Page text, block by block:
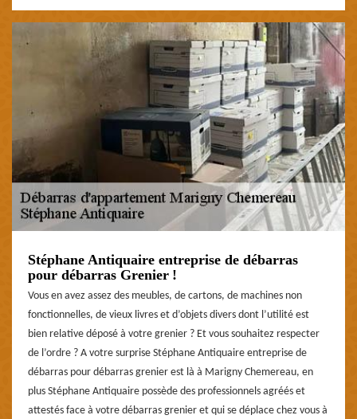
Stéphane Antiquaire entreprise de débarras
pour débarras Grenier !
Vous en avez assez des meubles, de cartons, de machines non
fonctionnelles, de vieux livres et d’objets divers dont l’utilité est
bien relative déposé à votre grenier ? Et vous souhaitez respecter
de l’ordre ? A votre surprise Stéphane Antiquaire entreprise de
débarras pour débarras grenier est là à Marigny Chemereau, en
plus Stéphane Antiquaire possède des professionnels agréés et
attestés face à votre débarras grenier et qui se déplace chez vous à